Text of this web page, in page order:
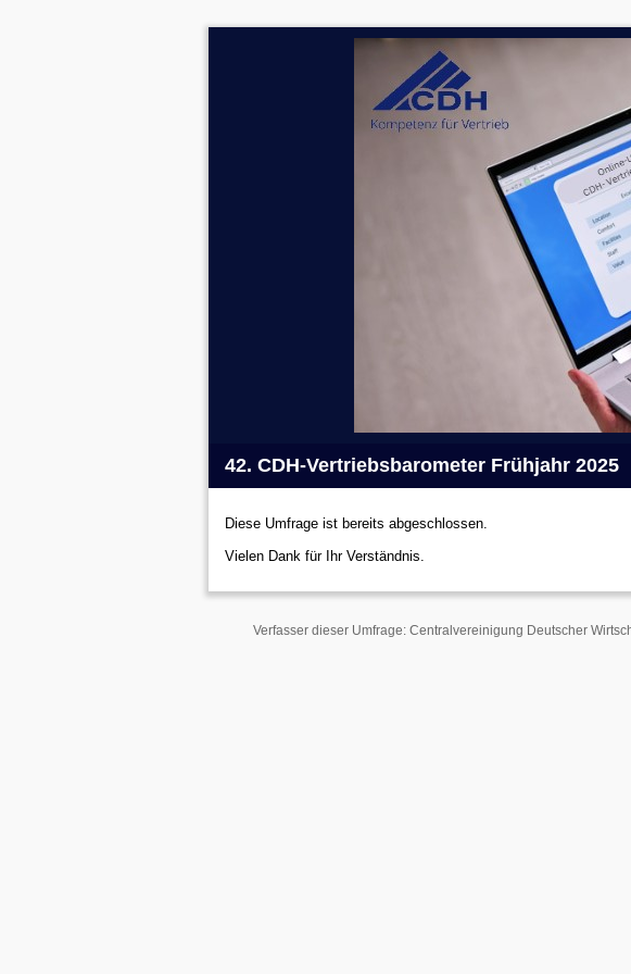
42. CDH-Vertriebsbarometer Frühjahr 2025
Diese Umfrage ist bereits abgeschlossen.
Vielen Dank für Ihr Verständnis.
Verfasser dieser Umfrage: Centralvereinigung Deutscher